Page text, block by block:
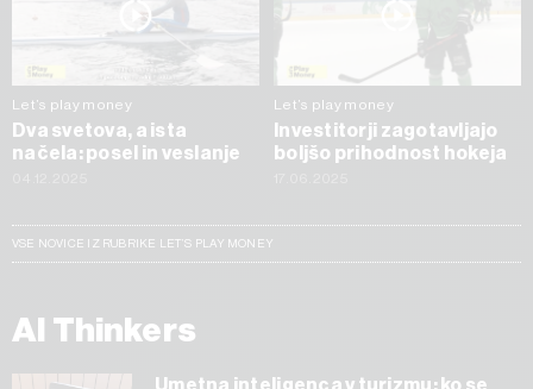
Let’s play money
Dva svetova, a ista
načela: posel in veslanje
Let’s play money
Investitorji zagotavljajo
boljšo prihodnost hokeja
VSE NOVICE IZ RUBRIKE LET’S PLAY MONEY
AI Thinkers